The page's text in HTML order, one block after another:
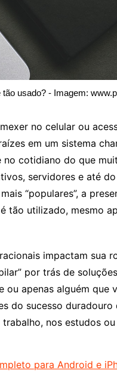
usado? - Imagem:
no celular ou
em um sistema
no cotidiano do que
servidores e até
“populares”, a
tão utilizado, mesmo
impactam sua
por trás de
ou apenas alguém que
do sucesso
nos estudos
para Android e